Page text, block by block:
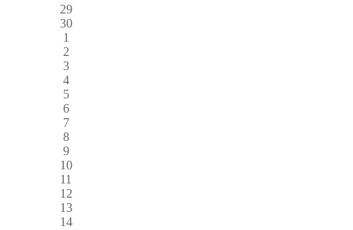
29
30
1
2
3
4
5
6
7
8
9
10
11
12
13
14